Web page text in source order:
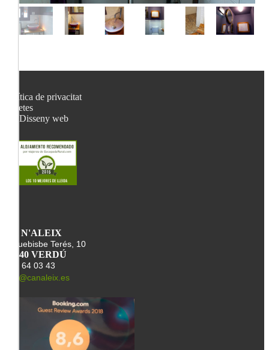
Política de privacitat
Galetes
Disseny web
CA N'ALEIX
Arquebisbe Terés, 10
25340 VERDÚ
678 64 03 43
info@canaleix.es